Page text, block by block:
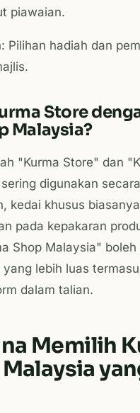
piawaian.
Pilihan hadiah dan
Store
Malaysia?
"Kurma Store" dan
digunakan secara
kedai khusus biasanya
pada kepakaran
Shop Malaysia" boleh
lebih luas
dalam talian.
Memilih